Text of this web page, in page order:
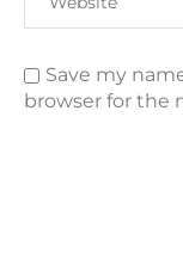
Save my
browser for the